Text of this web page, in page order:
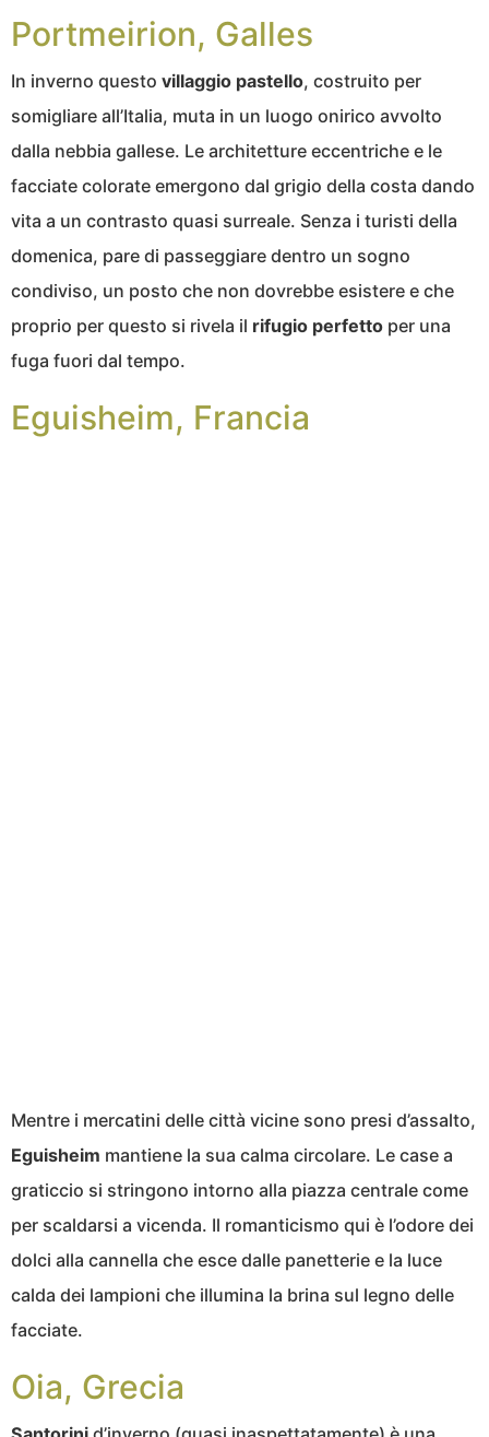
Portmeirion, Galles
In inverno questo villaggio pastello, costruito per
somigliare all’Italia, muta in un luogo onirico avvolto
dalla nebbia gallese. Le architetture eccentriche e le
facciate colorate emergono dal grigio della costa dando
vita a un contrasto quasi surreale. Senza i turisti della
domenica, pare di passeggiare dentro un sogno
condiviso, un posto che non dovrebbe esistere e che
proprio per questo si rivela il rifugio perfetto per una
fuga fuori dal tempo.
Eguisheim, Francia
Mentre i mercatini delle città vicine sono presi d’assalto,
Eguisheim mantiene la sua calma circolare. Le case a
graticcio si stringono intorno alla piazza centrale come
per scaldarsi a vicenda. Il romanticismo qui è l’odore dei
dolci alla cannella che esce dalle panetterie e la luce
calda dei lampioni che illumina la brina sul legno delle
facciate.
Oia, Grecia